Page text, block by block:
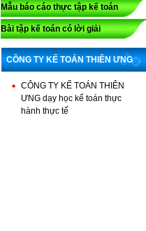
Mẫu báo cáo thực tập kế toán
Bài tập kế toán có lời giải
CÔNG TY KẾ TOÁN THIÊN ƯNG
CÔNG TY KẾ TOÁN THIÊN
ƯNG dạy học kế toán thực
hành thực tế